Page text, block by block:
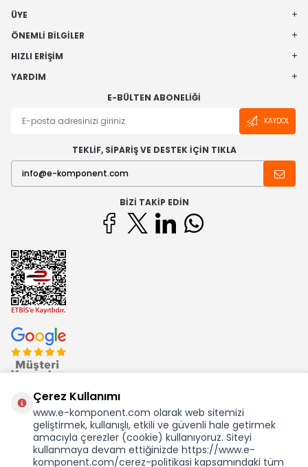
ÜYE
ÖNEMLI BILGILER
HIZLI ERIŞIM
YARDIM
E-BÜLTEN ABONELIĞI
KAYDOL
TEKLİF, SİPARİŞ VE DESTEK İÇİN TIKLA
BIZI TAKIP EDIN
Ekom Elk. Elektronik San. ve Tic. A.Ş.'nin Tescilli Bir Markasıdır
Çerez Kullanımı
www.e-komponent.com olarak web sitemizi
geliştirmek, kullanışlı, etkili ve güvenli hale getirmek
amacıyla çerezler (cookie) kullanıyoruz. Siteyi
kullanmaya devam ettiğinizde https://www.e-
komponent.com/cerez-politikasi kapsamındaki tüm